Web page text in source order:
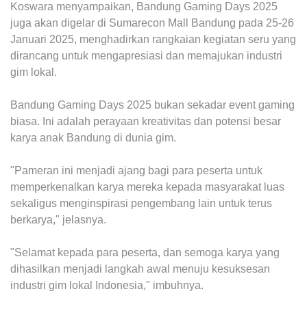
Koswara menyampaikan, Bandung Gaming Days 2025
juga akan digelar di Sumarecon Mall Bandung pada 25-26
Januari 2025, menghadirkan rangkaian kegiatan seru yang
dirancang untuk mengapresiasi dan memajukan industri
gim lokal.
Bandung Gaming Days 2025 bukan sekadar event gaming
biasa. Ini adalah perayaan kreativitas dan potensi besar
karya anak Bandung di dunia gim.
"Pameran ini menjadi ajang bagi para peserta untuk
memperkenalkan karya mereka kepada masyarakat luas
sekaligus menginspirasi pengembang lain untuk terus
berkarya," jelasnya.
"Selamat kepada para peserta, dan semoga karya yang
dihasilkan menjadi langkah awal menuju kesuksesan
industri gim lokal Indonesia," imbuhnya.